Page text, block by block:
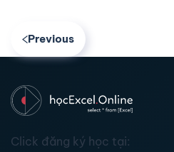
Previous
Click đăng ký học tại: